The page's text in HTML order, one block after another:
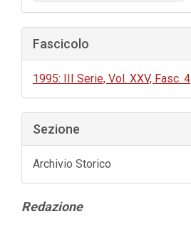
Fascicolo
1995: III Serie, Vol. XXV, Fasc. 4
Sezione
Archivio Storico
Contenuto
Redazione